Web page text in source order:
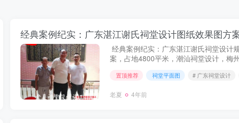
经典案例纪实：广东湛江谢氏祠堂设计
案，占地4800平米，潮汕祠堂设计，梅
宗祠设计，岭南客家风格！谢氏宗祠地...
置顶推荐 祠堂平面图 # 广东祠堂设计
老夏 4年前